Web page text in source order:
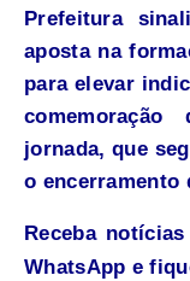
Prefeitura
aposta na
para elevar
jornada, que
o encerramento
Receba
WhatsApp e